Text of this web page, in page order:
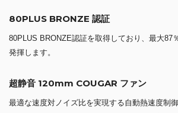
80PLUS BRONZE 認証
80PLUS BRONZE認証を取得しており、最大87
発揮します。
超静音 120mm COUGAR ファン
最適な速度対ノイズ比を実現する自動熱速度制